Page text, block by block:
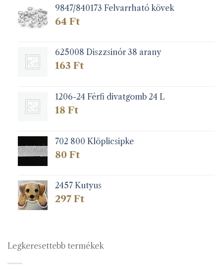
9847/840173 Felvarrható kövek
64 Ft
625008 Diszzsinór 38 arany
163 Ft
1206-24 Férfi divatgomb 24 L
18 Ft
702 800 Klöplicsipke
80 Ft
2457 Kutyus
297 Ft
Legkeresettebb termékek